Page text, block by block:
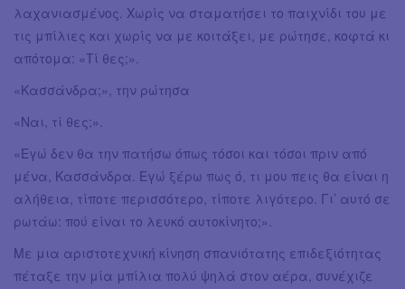
λαχανιασμένος. Χωρίς να σταματήσει το παιχνίδι του με
τις μπίλιες και χωρίς να με κοιτάξει, με ρώτησε, κοφτά κι
απότομα: «Τί θες;».
«Κασσάνδρα;», την ρώτησα
«Ναι, τί θες;».
«Εγώ δεν θα την πατήσω όπως τόσοι και τόσοι πριν από
μένα, Κασσάνδρα. Εγώ ξέρω πως ό, τι μου πεις θα είναι η
αλήθεια, τίποτε περισσότερο, τίποτε λιγότερο. Γι’ αυτό σε
ρωτάω: πού είναι το λευκό αυτοκίνητο;».
Με μια αριστοτεχνική κίνηση σπανιότατης επιδεξιότητας
πέταξε την μία μπίλια πολύ ψηλά στον αέρα, συνέχιζε